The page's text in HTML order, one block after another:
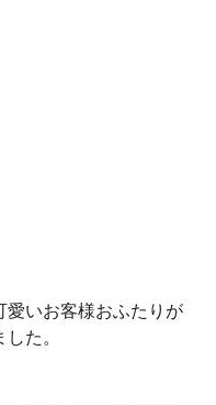
愛いお客様おふたりが
た。